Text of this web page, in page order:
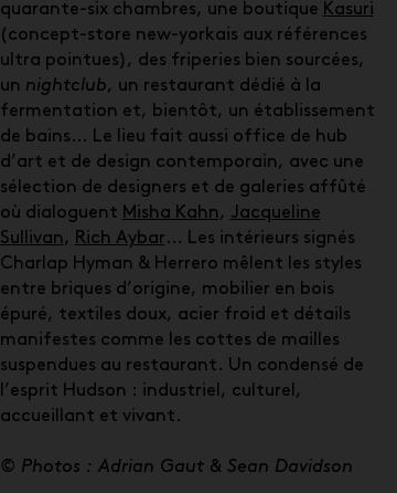
quarante-six chambres, une boutique Kasuri
(concept-store new-yorkais aux références
ultra pointues), des friperies bien sourcées,
un nightclub, un restaurant dédié à la
fermentation et, bientôt, un établissement
de bains… Le lieu fait aussi office de hub
d’art et de design contemporain, avec une
sélection de designers et de galeries affûté
où dialoguent Misha Kahn , Jacqueline
Sullivan , Rich Aybar … Les intérieurs signés
Charlap Hyman & Herrero mêlent les styles
entre briques d’origine, mobilier en bois
épuré, textiles doux, acier froid et détails
manifestes comme les cottes de mailles
suspendues au restaurant. Un condensé de
l’esprit Hudson : industriel, culturel,
accueillant et vivant.
© Photos : Adrian Gaut & Sean Davidson